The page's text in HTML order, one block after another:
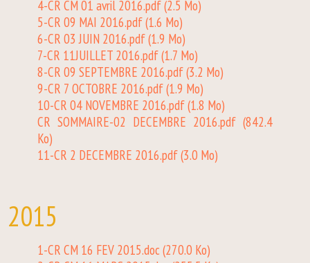
4-CR CM 01 avril 2016.pdf(2.5 Mo)
5-CR 09 MAI 2016.pdf(1.6 Mo)
6-CR 03 JUIN 2016.pdf(1.9 Mo)
7-CR 11JUILLET 2016.pdf(1.7 Mo)
8-CR 09 SEPTEMBRE 2016.pdf(3.2 Mo)
9-CR 7 OCTOBRE 2016.pdf(1.9 Mo)
10-CR 04 NOVEMBRE 2016.pdf(1.8 Mo)
CR SOMMAIRE-02 DECEMBRE 2016.pdf(842.4
Ko)
11-CR 2 DECEMBRE 2016.pdf(3.0 Mo)
2015
1-CR CM 16 FEV 2015.doc (270.0 Ko)